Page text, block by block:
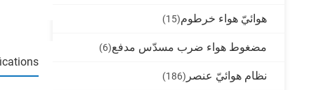
هوائيّ هواء خرطوم(15)
مضغوط هواء ضرب مسدّس مدفع(6)
نظام هوائيّ عنصر (186)